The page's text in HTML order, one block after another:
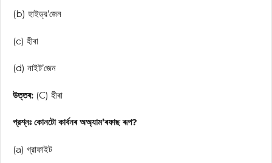
(b) হাইড্র’জেন
(c) হীৰা
(d) নাইট’জেন
উত্তৰ: (C) হীৰা
প্রশ্নঃ কোনটো কাৰ্বনৰ অঅ্যাম’ৰফাছ ৰূপ?
(a) গ্রাফাইট